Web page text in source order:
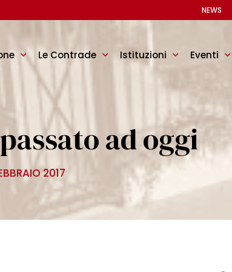
Le Contrade Istituzioni Eventi
NEWS
ad oggi
2017